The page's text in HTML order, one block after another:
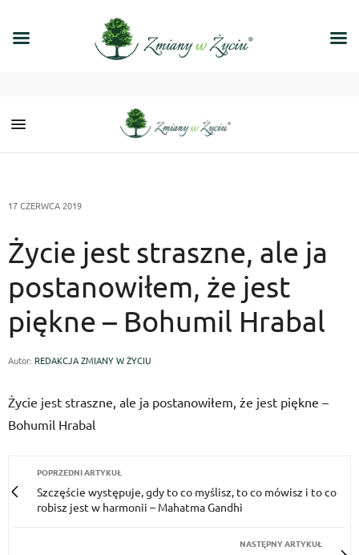
17 CZERWCA 2019
Życie jest straszne, ale ja
postanowiłem, że jest
piękne – Bohumil Hrabal
Autor: REDAKCJA ZMIANY W ŻYCIU
Życie jest straszne, ale ja postanowiłem, że jest piękne –
Bohumil Hrabal
POPRZEDNI ARTYKUŁ
Szczęście występuje, gdy to co myślisz, to co mówisz i to co
robisz jest w harmonii – Mahatma Gandhi
NASTĘPNY ARTYKUŁ